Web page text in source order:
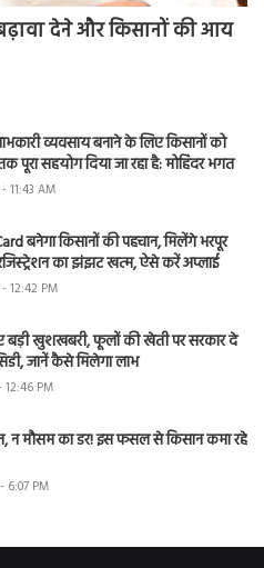
देने और किसानों की आय
व्यवसाय बनाने के लिए किसानों को
पूरा सहयोग दिया जा रहा है: मोहिंदर भगत
11:43 AM
बनेगा किसानों की पहचान, मिलेंगे भरपूर
का झंझट खत्म, ऐसे करें अप्लाई
12:42 PM
बड़ी खुशखबरी, फूलों की खेती पर सरकार दे
जानें कैसे मिलेगा लाभ
12:46 PM
न मौसम का डर! इस फसल से किसान कमा रहे
6:07 PM